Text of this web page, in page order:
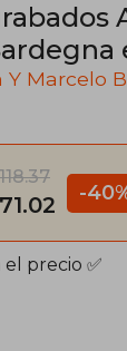
Marcelo
-
precio ✅